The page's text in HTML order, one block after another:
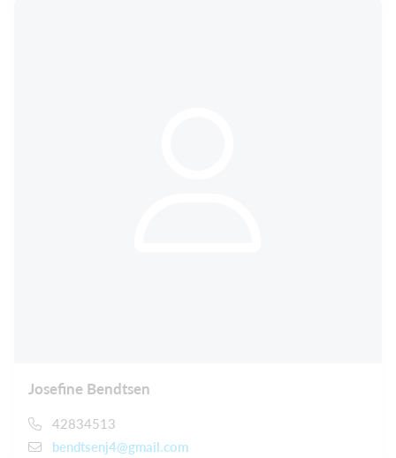
Josefine Bendtsen
42834513
bendtsenj4@gmail.com